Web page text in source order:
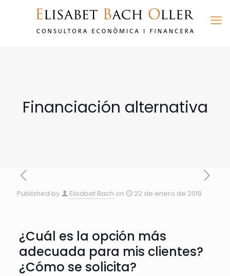
Financiación alternativa
Published by Elisabet Bach on 22 de enero de 2019
¿Cuál es la opción más
adecuada para mis clientes?
¿Cómo se solicita?